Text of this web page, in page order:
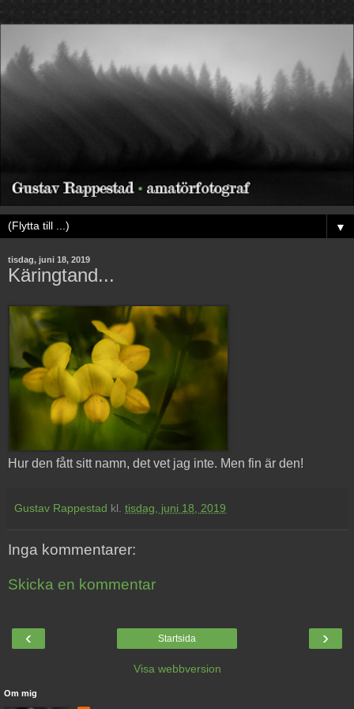
▼
tisdag, juni 18, 2019
Käringtand...
Hur den fått sitt namn, det vet jag inte. Men fin är den!
Gustav Rappestad kl. tisdag, juni 18, 2019
Inga kommentarer:
Skicka en kommentar
‹ ›
Startsida
Visa webbversion
Om mig